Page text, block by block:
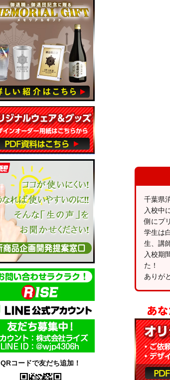
千葉県
入校中
側にプ
学生は
生、講
入校期
た！
ありが
QRコードで友だち追加！